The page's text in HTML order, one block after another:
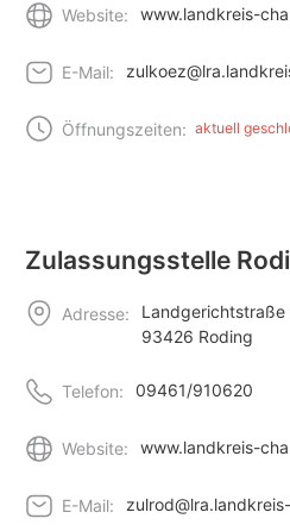
Website: www.landkreis-
E-Mail:
Öffnungszeiten: aktuell
Zulassungsstelle
Adresse:
Landgerichtstraße
93426 Roding
Telefon: 09461/910620
Website: www.landkreis-
E-Mail: